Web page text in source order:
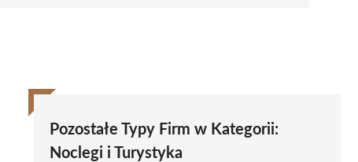
Pozostałe Typy Firm w Kategorii:
Noclegi i Turystyka